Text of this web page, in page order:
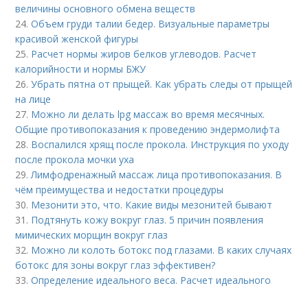
величины основного обмена веществ
24.Объем груди талии бедер. Визуальные параметры
красивой женской фигуры
25. Расчет нормы жиров белков углеводов. Расчет
калорийности и нормы БЖУ
26.Убрать пятна от прыщей. Как убрать следы от прыщей
на лице
27. Можно ли делать lpg массаж во время месячных.
Общие противопоказания к проведению эндермолифта
28. Воспалился хрящ после прокола. Инструкция по уходу
после прокола мочки уха
29.Лимфодренажный массаж лица противопоказания. В
чём преимущества и недостатки процедуры
30. Мезонити это, что. Какие виды мезонитей бывают
31. Подтянуть кожу вокруг глаз. 5 причин появления
мимических морщин вокруг глаз
32. Можно ли колоть ботокс под глазами. В каких случаях
ботокс для зоны вокруг глаз эффективен?
33.Определение идеального веса. Расчет идеального